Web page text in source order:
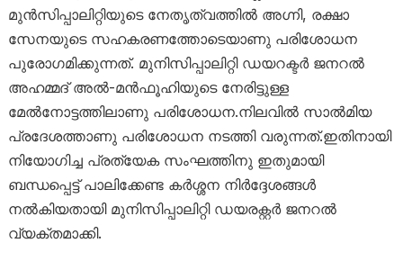
മുൻസിപ്പാലിറ്റിയുടെ നേതൃത്വത്തിൽ അഗ്നി, രക്ഷാ
സേനയുടെ സഹകരണത്തോടെയാണു പരിശോധന
പുരോഗമിക്കുന്നത്‌. മുനിസിപ്പാലിറ്റി ഡയറക്ടർ ജനറൽ
അഹമ്മദ് അൽ-മൻഫൂഹിയുടെ നേരിട്ടുള്ള
മേൽനോട്ടത്തിലാണു പരിശോധന.നിലവിൽ സാൽമിയ
പ്രദേശത്താണു പരിശോധന നടത്തി വരുന്നത്‌.ഇതിനായി
നിയോഗിച്ച പ്രത്യേക സംഘത്തിനു ഇതുമായി
ബന്ധപ്പെട്ട്‌ പാലിക്കേണ്ട കർശ്ശന നിർദ്ദേശങ്ങൾ
നൽകിയതായി മുനിസിപ്പാലിറ്റി ഡയരക്റ്റർ ജനറൽ
വ്യക്തമാക്കി.